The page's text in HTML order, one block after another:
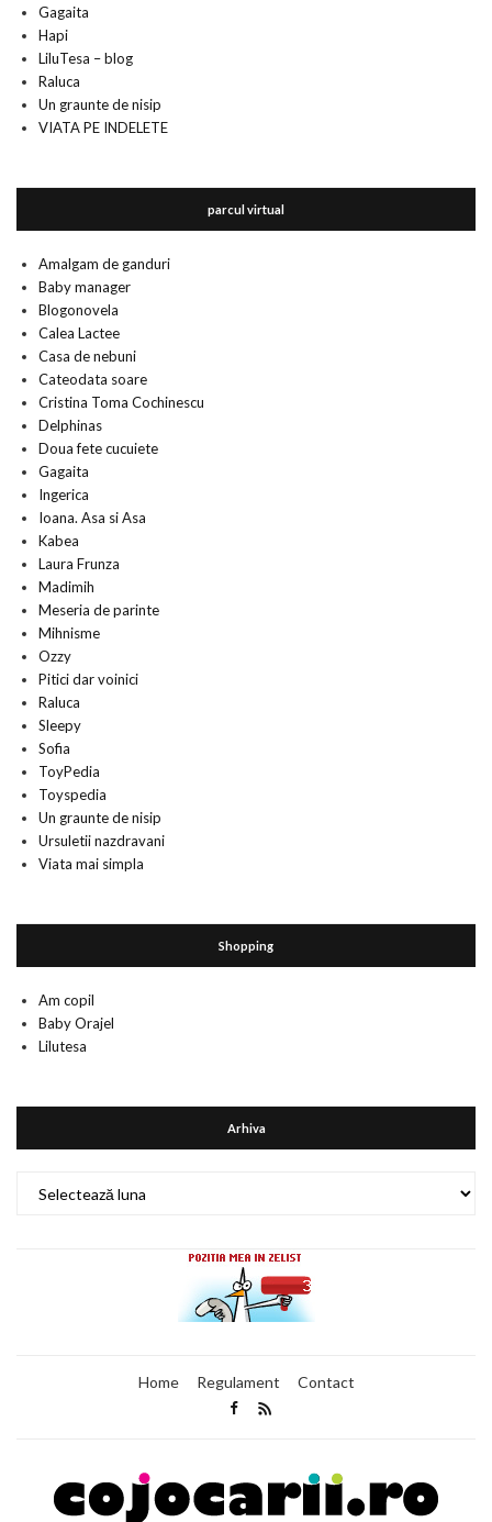
Gagaita
Hapi
LiluTesa – blog
Raluca
Un graunte de nisip
VIATA PE INDELETE
parcul virtual
Amalgam de ganduri
Baby manager
Blogonovela
Calea Lactee
Casa de nebuni
Cateodata soare
Cristina Toma Cochinescu
Delphinas
Doua fete cucuiete
Gagaita
Ingerica
Ioana. Asa si Asa
Kabea
Laura Frunza
Madimih
Meseria de parinte
Mihnisme
Ozzy
Pitici dar voinici
Raluca
Sleepy
Sofia
ToyPedia
Toyspedia
Un graunte de nisip
Ursuletii nazdravani
Viata mai simpla
Shopping
Am copil
Baby Orajel
Lilutesa
Arhiva
Home Regulament Contact